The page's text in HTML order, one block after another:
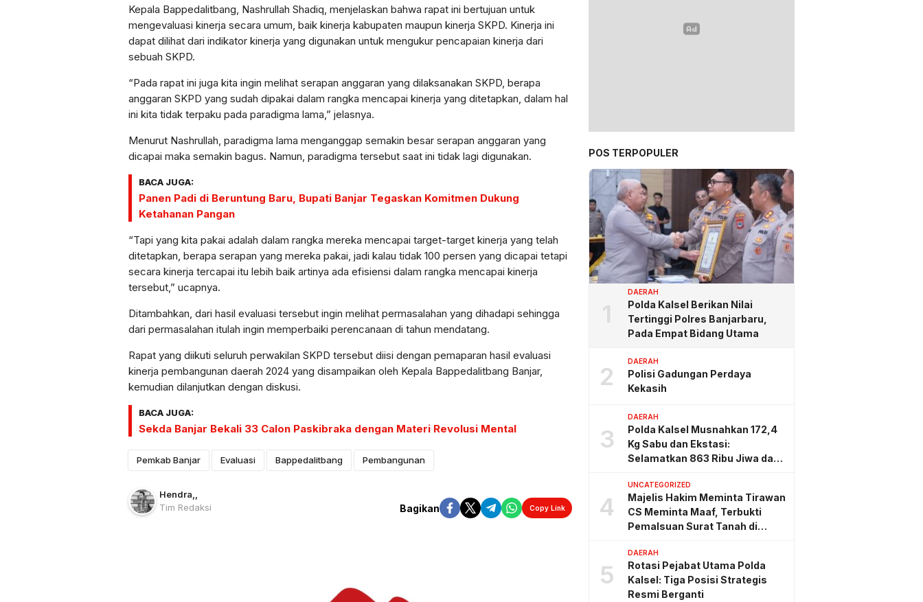
Kepala Bappedalitbang, Nashrullah Shadiq, menjelaskan bahwa rapat ini bertujuan untuk
mengevaluasi kinerja secara umum, baik kinerja kabupaten maupun kinerja SKPD. Kinerja ini
dapat dilihat dari indikator kinerja yang digunakan untuk mengukur pencapaian kinerja dari
sebuah SKPD.
“Pada rapat ini juga kita ingin melihat serapan anggaran yang dilaksanakan SKPD, berapa
anggaran SKPD yang sudah dipakai dalam rangka mencapai kinerja yang ditetapkan, dalam hal
ini kita tidak terpaku pada paradigma lama,” jelasnya.
Menurut Nashrullah, paradigma lama menganggap semakin besar serapan anggaran yang
dicapai maka semakin bagus. Namun, paradigma tersebut saat ini tidak lagi digunakan.
BACA JUGA:
Panen Padi di Beruntung Baru, Bupati Banjar Tegaskan Komitmen Dukung
Ketahanan Pangan
“Tapi yang kita pakai adalah dalam rangka mereka mencapai target-target kinerja yang telah
ditetapkan, berapa serapan yang mereka pakai, jadi kalau tidak 100 persen yang dicapai tetapi
secara kinerja tercapai itu lebih baik artinya ada efisiensi dalam rangka mencapai kinerja
tersebut,” ucapnya.
Ditambahkan, dari hasil evaluasi tersebut ingin melihat permasalahan yang dihadapi sehingga
dari permasalahan itulah ingin memperbaiki perencanaan di tahun mendatang.
Rapat yang diikuti seluruh perwakilan SKPD tersebut diisi dengan pemaparan hasil evaluasi
kinerja pembangunan daerah 2024 yang disampaikan oleh Kepala Bappedalitbang Banjar,
kemudian dilanjutkan dengan diskusi.
BACA JUGA:
Sekda Banjar Bekali 33 Calon Paskibraka dengan Materi Revolusi Mental
Pemkab Banjar Evaluasi Bappedalitbang Pembangunan
Hendra,,
Tim Redaksi
Bagikan Copy Link
POS TERPOPULER
1
DAERAH
Polda Kalsel Berikan Nilai
Tertinggi Polres Banjarbaru,
Pada Empat Bidang Utama
2
DAERAH
Polisi Gadungan Perdaya
Kekasih
3
DAERAH
Polda Kalsel Musnahkan 172,4
Kg Sabu dan Ekstasi:
Selamatkan 863 Ribu Jiwa dan
Triliun
4
UNCATEGORIZED
Majelis Hakim Meminta Tirawan
CS Meminta Maaf, Terbukti
Pemalsuan Surat Tanah di
5
DAERAH
Rotasi Pejabat Utama Polda
Kalsel: Tiga Posisi Strategis
Resmi Berganti